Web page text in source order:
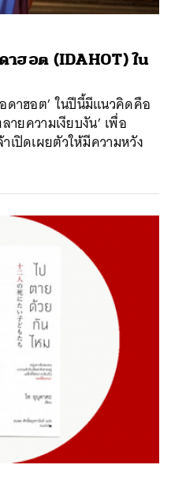
ฮอต (IDAHOT) ใน
ดาฮอต’ ในปีนี้มีแนวคิดคือ
ายความเงียบงัน’ เพื่อ
เปิดเผยตัวให้มีความหวัง